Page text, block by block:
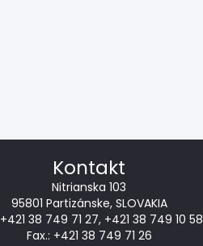
Kontakt
Nitrianska 103
95801 Partizánske, SLOVAKIA
+421 38 749 71 27, +421 38 749 10 58
Fax.: +421 38 749 71 26